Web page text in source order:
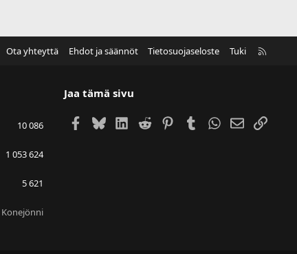
Ota yhteyttä Ehdot ja säännöt Tietosuojaseloste Tuki
10 086
1 053 624
5 621
Konejönni
Jaa tämä sivu
Facebook
BlueskyLinkedIn
Reddit PinterestTumblrWhatsAppSähköposti
Linkki